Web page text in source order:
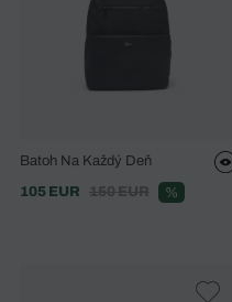
Batoh Na Každý Deň
105 EUR
150 EUR %